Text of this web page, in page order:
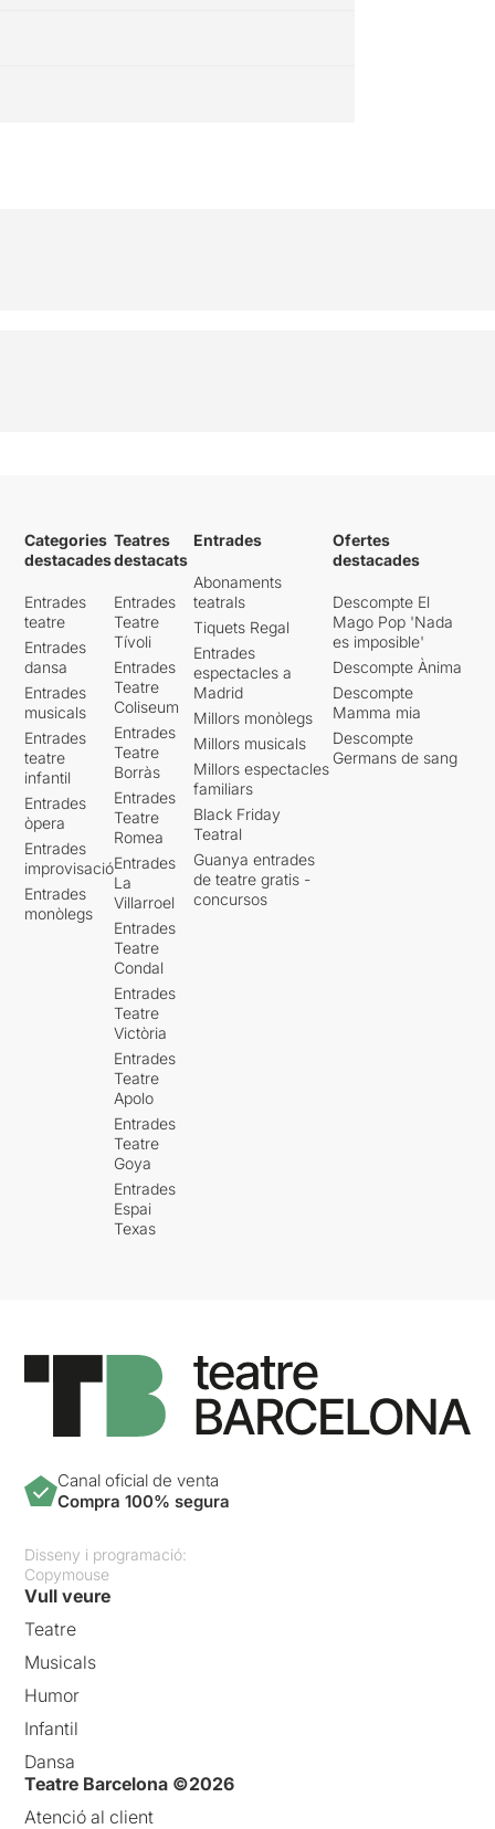
Categories
destacades
Entrades
teatre
Entrades
dansa
Entrades
musicals
Entrades
teatre
infantil
Entrades
òpera
Entrades
improvisació
Entrades
monòlegs
Teatres
destacats
Entrades
Teatre
Tívoli
Entrades
Teatre
Coliseum
Entrades
Teatre
Borràs
Entrades
Teatre
Romea
Entrades
La
Villarroel
Entrades
Teatre
Condal
Entrades
Teatre
Victòria
Entrades
Teatre
Apolo
Entrades
Teatre
Goya
Entrades
Espai
Texas
Entrades
Abonaments
teatrals
Tiquets Regal
Entrades
espectacles a
Madrid
Millors monòlegs
Millors musicals
Millors espectacles
familiars
Black Friday
Teatral
Guanya entrades
de teatre gratis -
concursos
Ofertes
destacades
Descompte El
Mago Pop 'Nada
es imposible'
Descompte Ànima
Descompte
Mamma mia
Descompte
Germans de sang
Canal oficial de venta
Compra 100% segura
Disseny i programació:
Copymouse
Vull veure
Teatre
Musicals
Humor
Infantil
Dansa
Teatre Barcelona ©2026
Atenció al client